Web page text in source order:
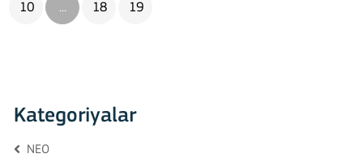
10 ... 18 19
Kategoriyalar
NEO